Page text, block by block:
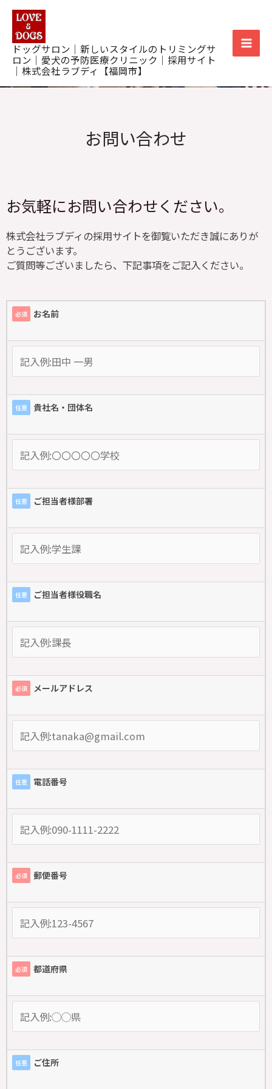
ドッグサロン｜新しいスタイルのトリミングサ
ロン｜愛犬の予防医療クリニック｜採用サイト
｜株式会社ラブディ【福岡市】
お問い合わせ
お気軽にお問い合わせください。
株式会社ラブディの採用サイトを御覧いただき誠にありが
とうございます。
ご質問等ございましたら、下記事項をご記入ください。
必須 お名前
任意 貴社名・団体名
任意 ご担当者様部署
任意 ご担当者様役職名
必須 メールアドレス
任意 電話番号
必須 郵便番号
必須 都道府県
任意 ご住所